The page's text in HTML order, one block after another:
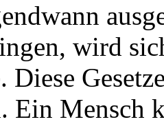
wird
Diese
Ein Mensch